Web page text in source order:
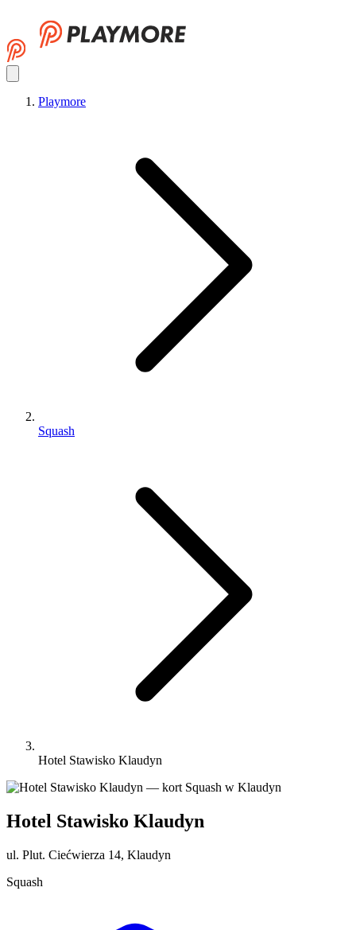
Playmore
Squash
Hotel Stawisko Klaudyn
Hotel Stawisko Klaudyn
ul. Plut. Ciećwierza 14, Klaudyn
Squash